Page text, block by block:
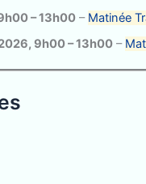
–13h00 – Matinée
, 9h00–13h00 –